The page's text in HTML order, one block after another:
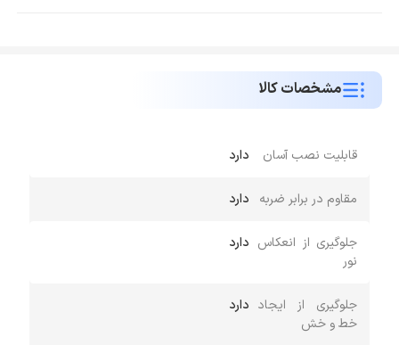
مشخصات کالا
قابلیت نصب آسان دارد
مقاوم در برابر ضربه دارد
جلوگیری از انعکاس
نور
دارد
جلوگیری از ایجاد
خط و خش
دارد